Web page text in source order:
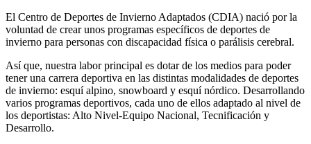
El Centro de Deportes de Invierno Adaptados (CDIA) nació por la
voluntad de crear unos programas específicos de deportes de
invierno para personas con discapacidad física o parálisis cerebral.
Así que, nuestra labor principal es dotar de los medios para poder
tener una carrera deportiva en las distintas modalidades de deportes
de invierno: esquí alpino, snowboard y esquí nórdico. Desarrollando
varios programas deportivos, cada uno de ellos adaptado al nivel de
los deportistas: Alto Nivel-Equipo Nacional, Tecnificación y
Desarrollo.